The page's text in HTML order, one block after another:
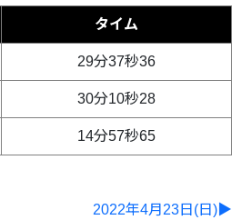
タイム
29分37秒36
30分10秒28
14分57秒65
2022年4月23日(日)▶